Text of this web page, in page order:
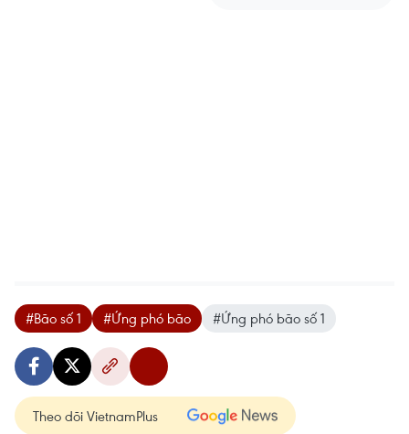
#Bão số 1 #Ứng phó bão #Ứng phó bão số 1
Theo dõi VietnamPlus